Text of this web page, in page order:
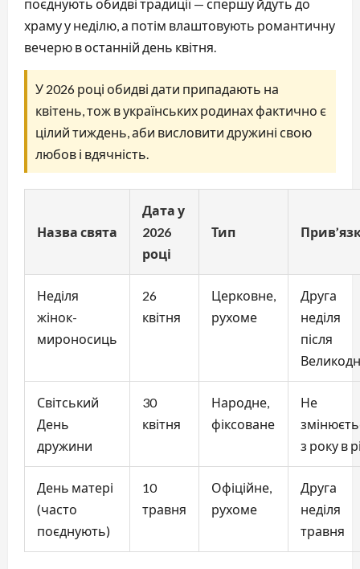
поєднують обидві традиції — спершу йдуть до
храму у неділю, а потім влаштовують романтичну
вечерю в останній день квітня.
У 2026 році обидві дати припадають на
квітень, тож в українських родинах фактично є
цілий тиждень, аби висловити дружині свою
любов і вдячність.
Назва свята
Дата у
2026
році
Тип
Неділя
жінок-
мироносиць
26
квітня
Церковне,
рухоме
Друга
неділя
після
Світський
День
дружини
30
квітня
Народне,
фіксоване
Не
з року в
День матері
(часто
поєднують)
10
травня
Офіційне,
рухоме
Друга
неділя
травня